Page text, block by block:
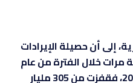
إلى أن حصيلة الإيرادات
مرات خلال الفترة من عام
2014/2015 وحتى عام 2020/2021، فقفزت من 305 مليار